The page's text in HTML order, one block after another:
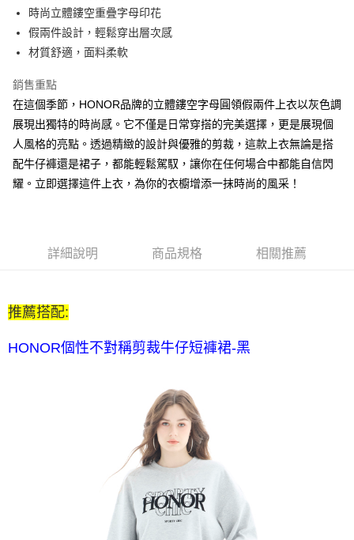
悠遊付
Google Pay
運送方式
全家取貨付款 -訂單滿 $2000 元即享免運服務，未滿則另收
$80 元物流費用。
每筆NT$80，滿NT$2,000(含以上)免運費
每筆NT$80，滿NT$2,000(含以上)免運費
7-11付款後取貨-訂單滿 $2000 元即享免運服務-未滿則另收
宅配送到家-訂單滿 $2000 元即享免運服務-未滿則另收 $120 元物
每筆NT$120，滿NT$2,000(含以上)免運費
時尚立體鏤空重疊字母印花
假兩件設計，輕鬆穿出層次感
材質舒適，面料柔軟
銷售重點
在這個季節，HONOR品牌的立體鏤空字母圓領假兩件上衣以灰色調
展現出獨特的時尚感。它不僅是日常穿搭的完美選擇，更是展現個
人風格的亮點。透過精緻的設計與優雅的剪裁，這款上衣無論是搭
配牛仔褲還是裙子，都能輕鬆駕馭，讓你在任何場合中都能自信閃
耀。立即選擇這件上衣，為你的衣櫥增添一抹時尚的風采！
詳細說明 商品規格 相關推薦
推薦搭配:
HONOR個性不對稱剪裁牛仔短褲裙-黑